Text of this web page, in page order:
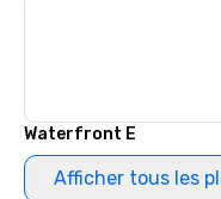
Waterfront E
Afficher tous les